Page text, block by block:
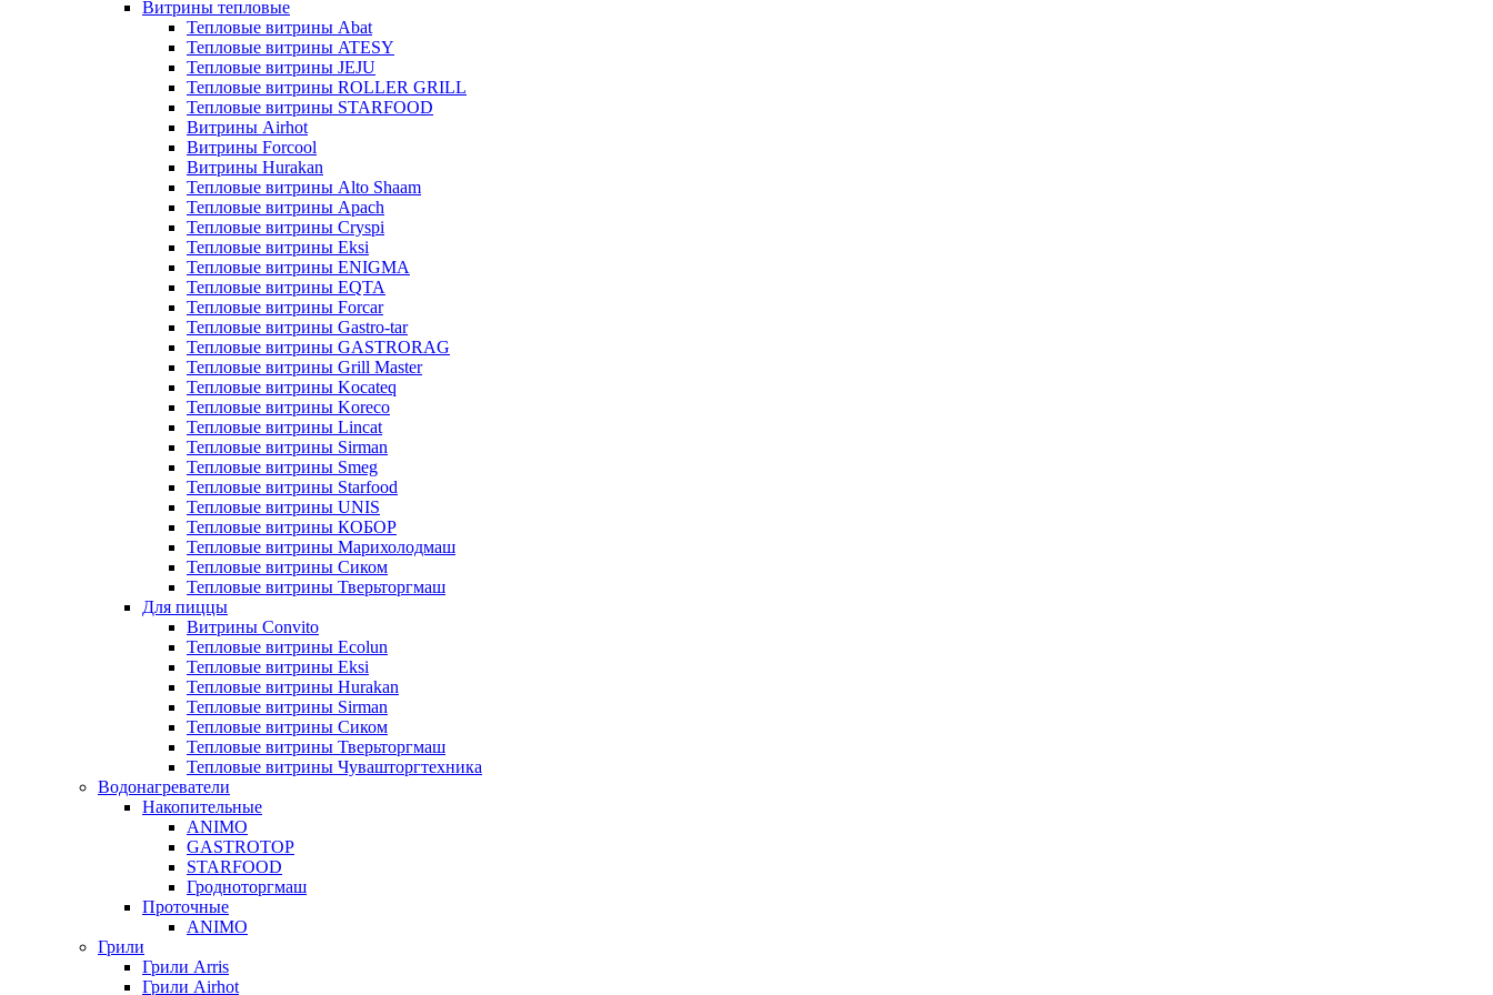
Витрины тепловые
Тепловые витрины Abat
Тепловые витрины ATESY
Тепловые витрины JEJU
Тепловые витрины ROLLER GRILL
Тепловые витрины STARFOOD
Витрины Airhot
Витрины Forcool
Витрины Hurakan
Тепловые витрины Alto Shaam
Тепловые витрины Apach
Тепловые витрины Cryspi
Тепловые витрины Eksi
Тепловые витрины ENIGMA
Тепловые витрины EQTA
Тепловые витрины Forcar
Тепловые витрины Gastro-tar
Тепловые витрины GASTRORAG
Тепловые витрины Grill Master
Тепловые витрины Kocateq
Тепловые витрины Koreco
Тепловые витрины Lincat
Тепловые витрины Sirman
Тепловые витрины Smeg
Тепловые витрины Starfood
Тепловые витрины UNIS
Тепловые витрины КОБОР
Тепловые витрины Марихолодмаш
Тепловые витрины Сиком
Тепловые витрины Тверьторгмаш
Для пиццы
Витрины Convito
Тепловые витрины Ecolun
Тепловые витрины Eksi
Тепловые витрины Hurakan
Тепловые витрины Sirman
Тепловые витрины Сиком
Тепловые витрины Тверьторгмаш
Тепловые витрины Чувашторгтехника
Водонагреватели
Накопительные
ANIMO
GASTROTOP
STARFOOD
Гродноторгмаш
Проточные
ANIMO
Грили
Грили Arris
Грили Airhot